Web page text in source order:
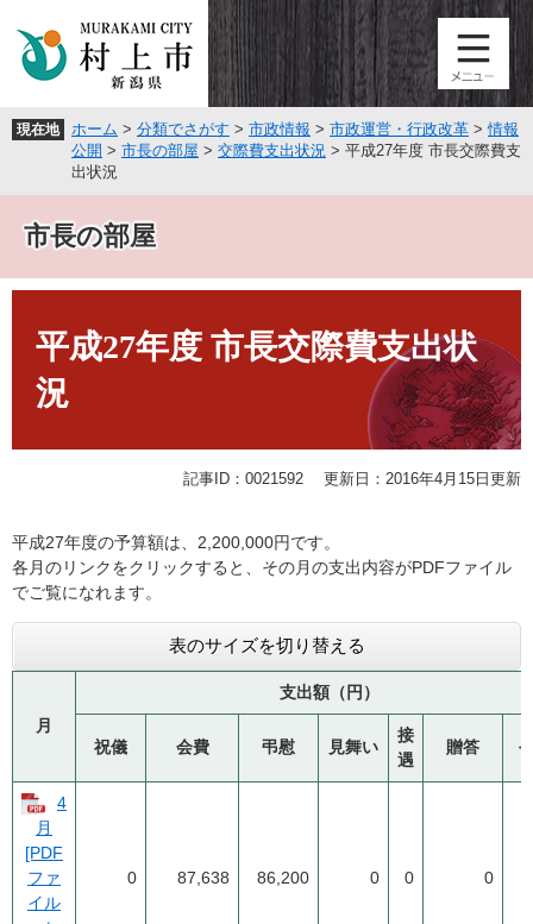
頭
飛
へ
現在地 ホーム > 分類でさがす > 市政情報 > 市政運営・行政改革 >情報
公開 > 市長の部屋 > 交際費支出状況 > 平成27年度 市長交際費支
出状況
市長の部屋
平成27年度 市長交際費支出状
況
記事ID：0021592 更新日：2016年4月15日更新
平成27年度の予算額は、2,200,000円です。
各月のリンクをクリックすると、その月の支出内容がPDFファイル
でご覧になれます。
表のサイズを切り替える
月
支出額（円）
祝儀 会費 弔慰 見舞い
接
遇
贈答
4
月
[PDF
ファ
イル
0 87,638 86,200 0 0 0